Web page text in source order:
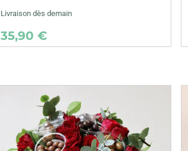
Livraison dès demain
35,90 €